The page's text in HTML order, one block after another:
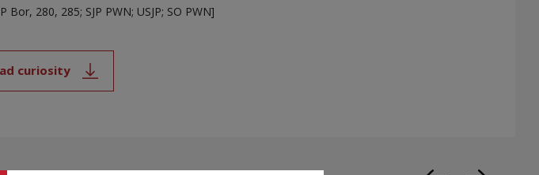
Bor, 280, 285; SJP PWN; USJP; SO PWN]
curiosity
Note, the link will open in a new window